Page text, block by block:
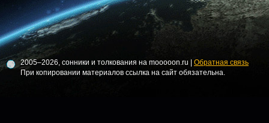
2005–2026, сонники и толкования на mooooon.ru | Обратная связь
При копировании материалов ссылка на сайт обязательна.